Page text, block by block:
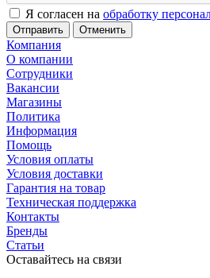
Я согласен на обработку
Отменить
Компания
О компании
Сотрудники
Вакансии
Магазины
Политика
Информация
Помощь
Условия оплаты
Условия доставки
Гарантия на товар
Техническая поддержка
Контакты
Бренды
Статьи
Оставайтесь на связи